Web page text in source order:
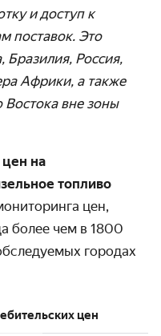
и доступ к
поставок. Это
Россия,
Африки, а также
Востока вне зоны
на
топливо
цен,
более чем в 1800
городах
цен